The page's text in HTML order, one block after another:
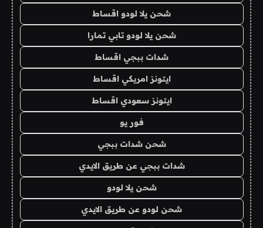
شحن يلا لودو اقساط
شحن يلا لودو تابي تمارا
شدات ببجي اقساط
ايتونز امريكي اقساط
ايتونز سعودي اقساط
فور يو
شحن شدات ببجي
شدات ببجي عن طريق الايدي
شحن يلا لودو
شحن لودو عن طريق الايدي